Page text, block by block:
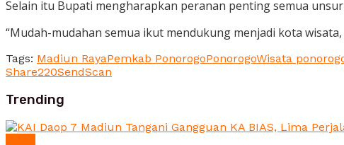
Selain itu Bupati mengharapkan peranan penting semua
“Mudah-mudahan semua ikut mendukung menjadi kota
Tags: Madiun RayaPemkab PonorogoPonorogoWisata
Share220SendScan
Trending